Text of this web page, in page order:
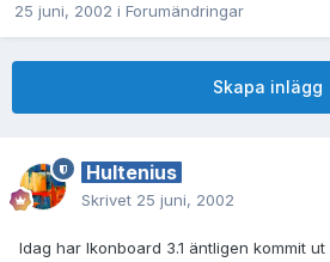
25 juni, 2002 i Forumändringar
Skapa inlägg
Hultenius
Skrivet 25 juni, 2002
Idag har Ikonboard 3.1 äntligen kommit ut